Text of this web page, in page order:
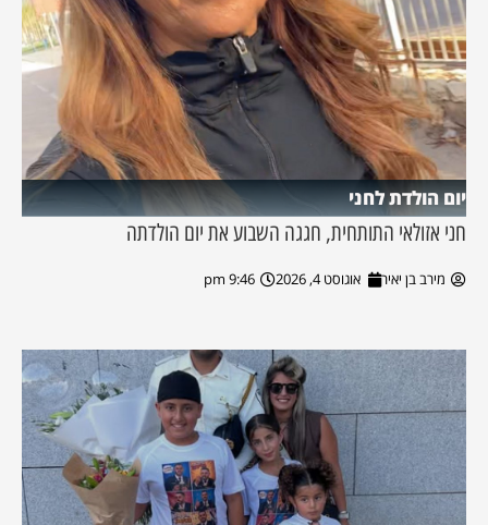
יום הולדת לחני
חני אזולאי התותחית, חגגה השבוע את יום הולדתה
מירב בן יאיר אוגוסט 4, 2026 9:46 pm